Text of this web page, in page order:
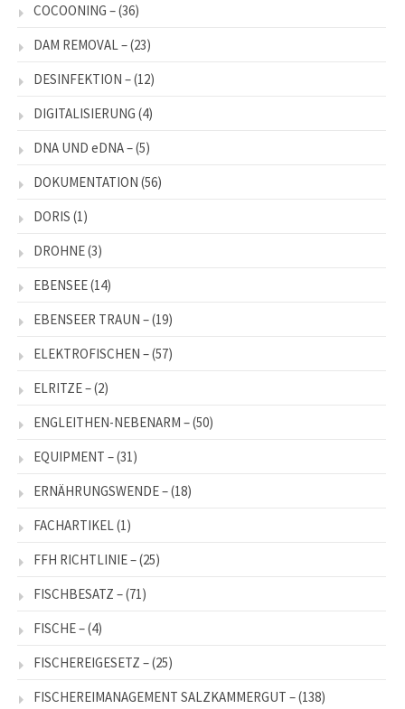
COCOONING –(36)
DAM REMOVAL –(23)
DESINFEKTION –(12)
DIGITALISIERUNG (4)
DNA UND eDNA –(5)
DOKUMENTATION (56)
DORIS (1)
DROHNE(3)
EBENSEE(14)
EBENSEER TRAUN –(19)
ELEKTROFISCHEN –(57)
ELRITZE –(2)
ENGLEITHEN-NEBENARM –(50)
EQUIPMENT –(31)
ERNÄHRUNGSWENDE –(18)
FACHARTIKEL (1)
FFH RICHTLINIE –(25)
FISCHBESATZ –(71)
FISCHE –(4)
FISCHEREIGESETZ –(25)
FISCHEREIMANAGEMENT SALZKAMMERGUT –(138)